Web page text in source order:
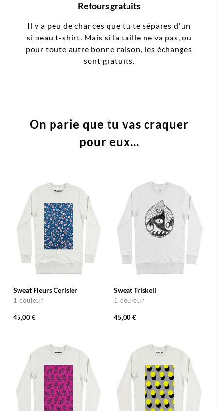
Retours gratuits
Il y a peu de chances que tu te sépares d'un
si beau t-shirt. Mais si la taille ne va pas, ou
pour toute autre bonne raison, les échanges
sont gratuits.
On parie que tu vas craquer
pour eux...
Sweat Fleurs Cerisier
1 couleur
45,00 €
Sweat Triskell
1 couleur
45,00 €